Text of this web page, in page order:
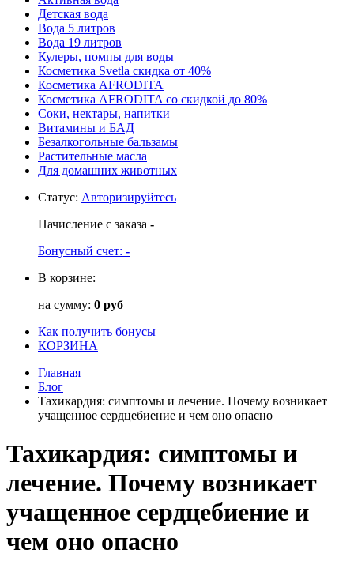
Детская вода
Вода 5 литров
Вода 19 литров
Кулеры, помпы для воды
Косметика Svetla скидка от 40%
Косметика AFRODITA
Косметика AFRODITA со скидкой до 80%
Соки, нектары, напитки
Витамины и БАД
Безалкогольные бальзамы
Растительные масла
Для домашних животных
Статус: Авторизируйтесь
Начисление с заказа -
Бонусный счет: -
В корзине:
на сумму: 0 руб
Как получить бонусы
КОРЗИНА
Главная
Блог
Тахикардия: симптомы и лечение. Почему возникает
учащенное сердцебиение и чем оно опасно
Тахикардия: симптомы и
лечение. Почему возникает
учащенное сердцебиение и
чем оно опасно